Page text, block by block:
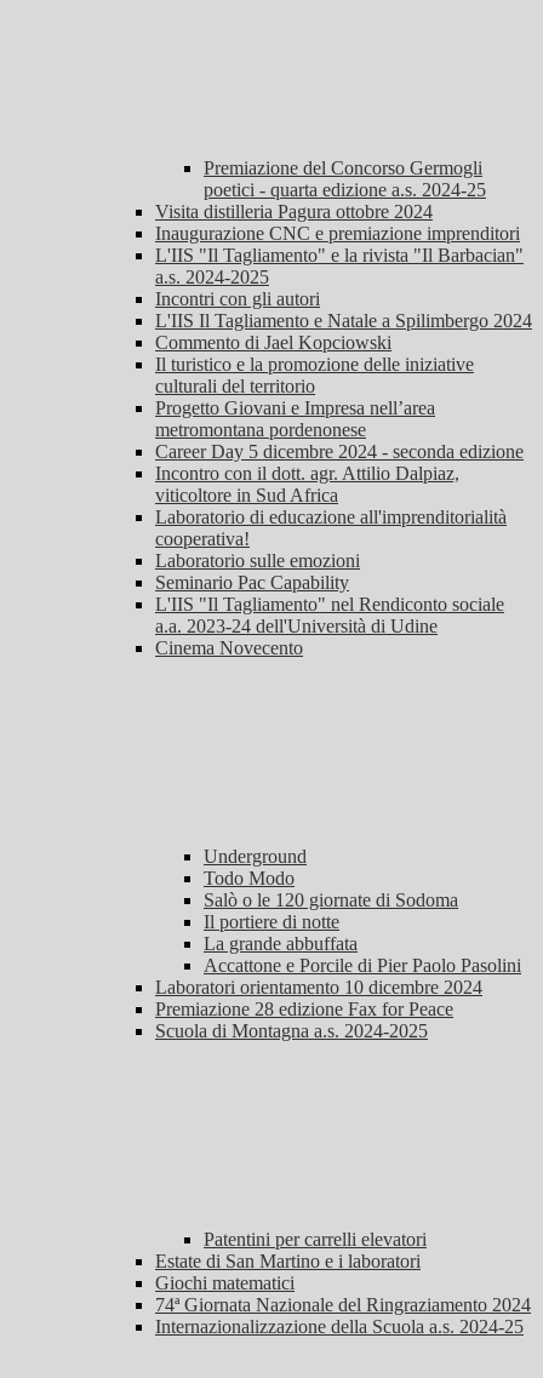
Premiazione del Concorso Germogli
poetici - quarta edizione a.s. 2024-25
Visita distilleria Pagura ottobre 2024
Inaugurazione CNC e premiazione imprenditori
L'IIS "Il Tagliamento" e la rivista "Il Barbacian"
a.s. 2024-2025
Incontri con gli autori
L'IIS Il Tagliamento e Natale a Spilimbergo 2024
Commento di Jael Kopciowski
Il turistico e la promozione delle iniziative
culturali del territorio
Progetto Giovani e Impresa nell’area
metromontana pordenonese
Career Day 5 dicembre 2024 - seconda edizione
Incontro con il dott. agr. Attilio Dalpiaz,
viticoltore in Sud Africa
Laboratorio di educazione all'imprenditorialità
cooperativa!
Laboratorio sulle emozioni
Seminario Pac Capability
L'IIS "Il Tagliamento" nel Rendiconto sociale
a.a. 2023-24 dell'Università di Udine
Cinema Novecento
Underground
Todo Modo
Salò o le 120 giornate di Sodoma
Il portiere di notte
La grande abbuffata
Accattone e Porcile di Pier Paolo Pasolini
Laboratori orientamento 10 dicembre 2024
Premiazione 28 edizione Fax for Peace
Scuola di Montagna a.s. 2024-2025
Patentini per carrelli elevatori
Estate di San Martino e i laboratori
Giochi matematici
74ª Giornata Nazionale del Ringraziamento 2024
Internazionalizzazione della Scuola a.s. 2024-25